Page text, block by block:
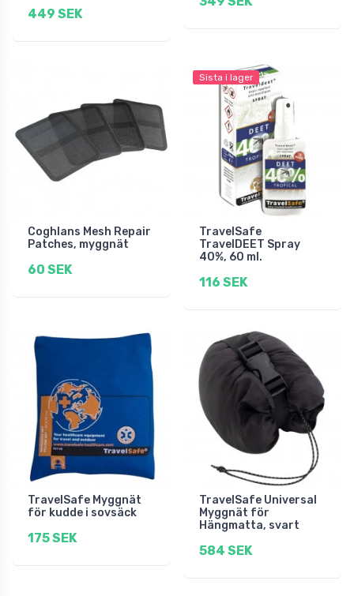
449 SEK
Coghlans Mesh Repair
Patches, myggnät
60 SEK
Sista i lager
TravelSafe
TravelDEET Spray
40%, 60 ml.
116 SEK
TravelSafe Myggnät
för kudde i sovsäck
175 SEK
TravelSafe Universal
Myggnät för
Hängmatta, svart
584 SEK